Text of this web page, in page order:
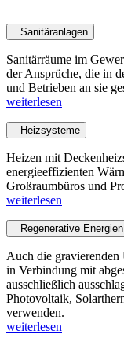
Sanitäranlagen
Sanitärräume im
der Ansprüche, die in
und Betrieben an sie
weiterlesen
Heizsysteme
Heizen mit
energieeffizienten
Großraumbüros und
weiterlesen
Regenerative Energien
Auch die gravierenden
in Verbindung mit
ausschließlich
Photovoltaik,
verwenden.
weiterlesen